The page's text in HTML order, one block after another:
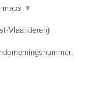
maps ▼
Vlaanderen)